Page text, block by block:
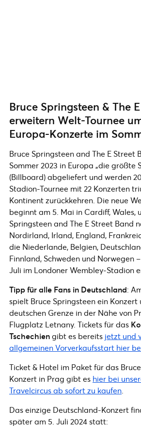
Bruce Springsteen & The
erweitern Welt-Tournee
Europa-Konzerte im
Bruce Springsteen and The E Street
Sommer 2023 in Europa „die größte
(Billboard) abgeliefert und werden
Stadion-Tournee mit 22 Konzerten
Kontinent zurückkehren. Die neue
beginnt am 5. Mai in Cardiff, Wales,
Springsteen and The E Street Band
Nordirland, Irland, England,
die Niederlande, Belgien,
Finnland, Schweden und Norwegen
Juli im Londoner Wembley-Stadion
Tipp für alle Fans in Deutschland:
spielt Bruce Springsteen ein Konzert
deutschen Grenze in der Nähe von
Flugplatz Letnany. Tickets für das
Tschechiengibt es bereits jetzt und
allgemeinen Vorverkaufsstart hier
Ticket & Hotel im Paket für das
Konzert in Prag gibt es hier bei
Travelcircus ab sofort zu kaufen
Das einzige Deutschland-Konzert
später am 5. Juli 2024 statt: